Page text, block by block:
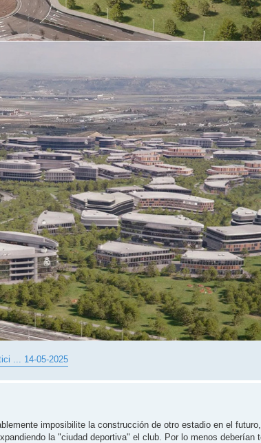
... 14-05-2025
imposibilite la construcción de otro estadio en el
la "ciudad deportiva" el club. Por lo menos deberían